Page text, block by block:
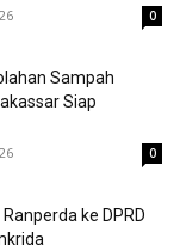
0
Sampah
Siap
0
ke DPRD